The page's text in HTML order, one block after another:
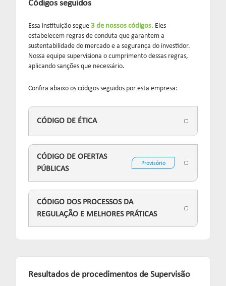
Códigos seguidos
Essa instituição segue 3 de nossos códigos. Eles
estabelecem regras de conduta que garantem a
sustentabilidade do mercado e a segurança do investidor.
Nossa equipe supervisiona o cumprimento dessas regras,
aplicando sanções que necessário.
Confira abaixo os códigos seguidos por esta empresa:
CÓDIGO DE ÉTICA
CÓDIGO DE OFERTAS
PÚBLICAS
Provisório
CÓDIGO DOS PROCESSOS DA
REGULAÇÃO E MELHORES PRÁTICAS
Resultados de procedimentos de Supervisão